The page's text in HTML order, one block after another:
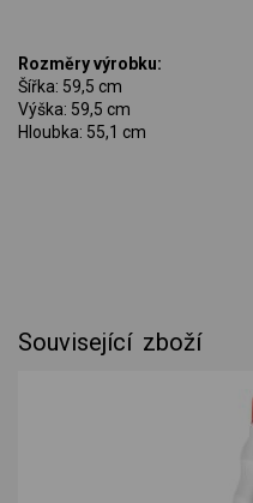
Rozměry výrobku:
Šířka: 59,5 cm
Výška: 59,5 cm
Hloubka: 55,1 cm
Související zboží